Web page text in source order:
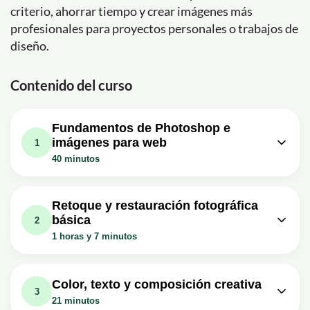
criterio, ahorrar tiempo y crear imágenes más
profesionales para proyectos personales o trabajos de
diseño.
Contenido del curso
1
Fundamentos de Photoshop e
imágenes para web
40 minutos
PHOTOSHOP para principiantes -
Clase #1
Ejercicio: ¿Cómo crear un documento en blanco
configurando tamaño y unidades en Photoshop?
PHOTOSHOP para principiantes -
Clase #2
2
Retoque y restauración fotográfica
básica
1 horas y 7 minutos
una Foto Antigua Dañada en
Photoshop (Fácil y Paso a Paso)
3
Color, texto y composición creativa
21 minutos